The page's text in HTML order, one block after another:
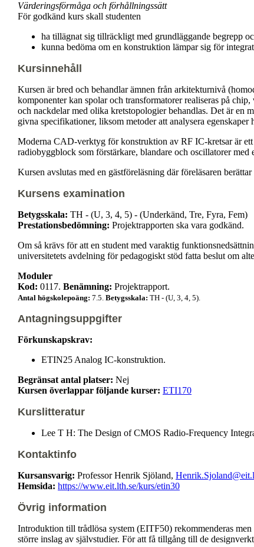
Värderingsförmåga och förhållningssätt
För godkänd kurs skall studenten
ha tillägnat sig tillräckligt med grundläggande begrepp
kunna bedöma om en konstruktion lämpar sig för
Kursinnehåll
Kursen är bred och behandlar ämnen från arkitekturnivå
komponenter kan spolar och transformatorer realiseras på
och nackdelar med olika kretstopologier behandlas. Det är en
givna specifikationer, liksom metoder att analysera
Moderna CAD-verktyg för konstruktion av RF IC-kretsar är ett
radiobyggblock som förstärkare, blandare och oscillatorer
Kursen avslutas med en gästföreläsning där föreläsaren
Kursens examination
Betygsskala: TH - (U, 3, 4, 5) - (Underkänd, Tre, Fyra, Fem)
Prestationsbedömning: Projektrapporten ska vara godkänd.
Om så krävs för att en student med varaktig
universitetets avdelning för pedagogiskt stöd fatta beslut om
Moduler
Kod: 0117. Benämning: Projektrapport.
Antal högskolepoäng: 7.5. Betygsskala: TH - (U, 3, 4, 5).
Antagningsuppgifter
Förkunskapskrav:
ETIN25 Analog IC-konstruktion.
Begränsat antal platser: Nej
Kursen överlappar följande kurser: ETI170
Kurslitteratur
Lee T H: The Design of CMOS Radio-Frequency
Kontaktinfo
Kursansvarig: Professor Henrik Sjöland,
Hemsida: https://www.eit.lth.se/kurs/etin30
Övrig information
Introduktion till trådlösa system (EITF50) rekommenderas
större inslag av självstudier. För att få tillgång till de